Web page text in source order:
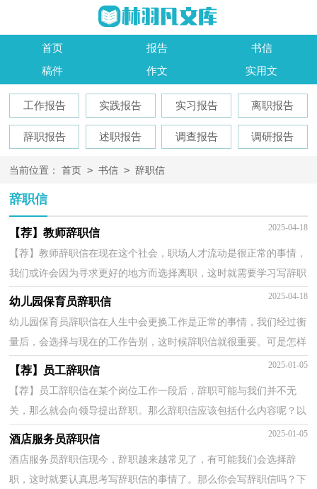
首页 报告
书信
稿件
作文 实用文
工作报告 实践报告 实习报告 离职报告
辞职报告 述职报告 调查报告 调研报告
当前位置： 首页 > 书信 > 辞职信
辞职信
【荐】教师辞职信 2025-04-18
【荐】教师辞职信在现在这个社会，职场人才流动是很正常的事情，
我们或许会因为寻求更好的地方而选择离职，这时就需要学习写辞职
信吧。辞职信应该包括什么内容?下面是小编为大家...
幼儿园保育员辞职信 2025-04-18
幼儿园保育员辞职信在人生中会更换工作是正常的事情，我们经过衡
量后，会选择与现在的工作告别，这时候辞职信就很重要。可是怎样
写出合乎规范的辞职信呢？下面是小编为大家收集的幼...
【荐】员工辞职信 2025-01-05
【荐】员工辞职信在某个岗位工作一段后，辞职可能与我们并不无
关，那么就会向领导提出辞职。那么辞职信应该包括什么内容呢？以
下是小编整理的员工辞职信，希望能够帮助到大家。员工...
酒店服务员辞职信 2025-01-05
酒店服务员辞职信现今，辞职越来越常见了，有可能我们会选择辞
职，这时就要认真思考写辞职信的事情了。那么你会写辞职信吗？下